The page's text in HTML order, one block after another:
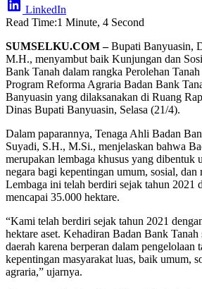
LinkedIn
Read Time:1 Minute, 4 Second
SUMSELKU.COM –Bupati Banyuasin,
M.H., menyambut baik Kunjungan dan
Bank Tanah dalam rangka Perolehan
Program Reforma Agraria Badan Bank
Banyuasin yang dilaksanakan di Ruang
Dinas Bupati Banyuasin, Selasa (21/4).
Dalam paparannya, Tenaga Ahli Badan
Suyadi, S.H., M.Si., menjelaskan bahwa
merupakan lembaga khusus yang dibentuk
negara bagi kepentingan umum, sosial, dan
Lembaga ini telah berdiri sejak tahun 2021
mencapai 35.000 hektare.
“Kami telah berdiri sejak tahun 2021
hektare aset. Kehadiran Badan Bank Tanah
daerah karena berperan dalam pengelolaan
kepentingan masyarakat luas, baik umum,
agraria,” ujarnya.